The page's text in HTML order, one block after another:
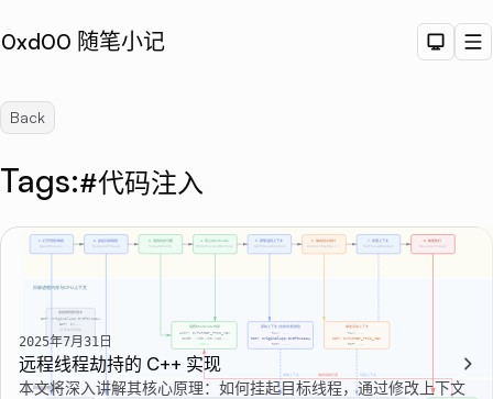
0xd00 随笔小记 Dark
Back
Tags:#代码注入
2025年7月31日
远程线程劫持的 C++ 实现
本文将深入讲解其核心原理：如何挂起目标线程，通过修改上下文